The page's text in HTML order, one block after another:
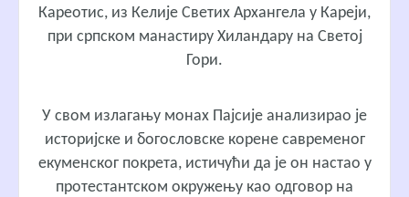
Кареотис, из Келије Светих Архангела у Кареји,
при српском манастиру Хиландару на Светој
Гори.
У свом излагању монах Пајсије анализирао је
историјске и богословске корене савременог
екуменског покрета, истичући да је он настао у
протестантском окружењу као одговор на